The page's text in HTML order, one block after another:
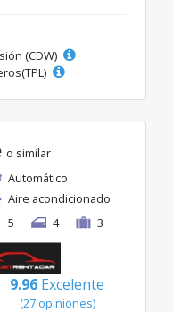
(CDW)
o similar
Automático
Aire acondicionado
5
4 3
9.96 Excelente
(27 opiniones)